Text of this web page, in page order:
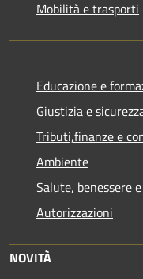
Mobilità e trasporti
Educazione e
Giustizia e
Tributi,finanze e
Ambiente
Salute, benessere
Autorizzazioni
NOVITÀ